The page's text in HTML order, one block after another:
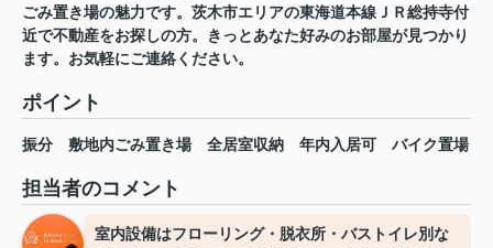
ごみ置き場の魅力です。茨木市エリアの東海道本線ＪＲ総持寺付
近で不動産をお探しの方。きっとあなた好みのお部屋が見つかり
ます。お気軽にご連絡ください。
ポイント
振分 敷地内ごみ置き場 全居室収納 年内入居可 バイク置場
担当者のコメント
室内設備はフローリング・脱衣所・バストイレ別な